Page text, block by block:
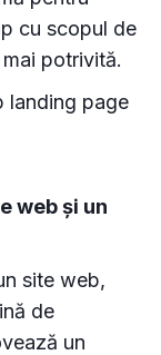
cu scopul de
potrivită.
landing page
web și un
site web,
de
un